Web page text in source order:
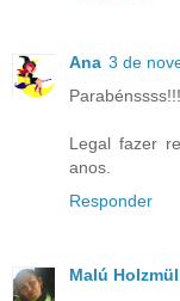
Ana 3 de
Legal fazer
anos.
Responder
Malú